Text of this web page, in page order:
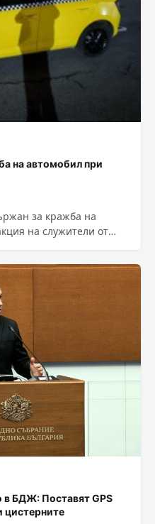
на автомобил при
за кражба на
на служители от
БДЖ: Поставят GPS
цистерните